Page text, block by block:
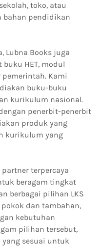
toko, atau
bahan pendidikan
Lubna Books juga
HET, modul
Kami
buku-buku
kurikulum nasional.
penerbit-penerbit
produk yang
kurikulum yang
terpercaya
beragam tingkat
berbagai pilihan LKS
dan tambahan,
kebutuhan
pilihan tersebut,
yang sesuai untuk